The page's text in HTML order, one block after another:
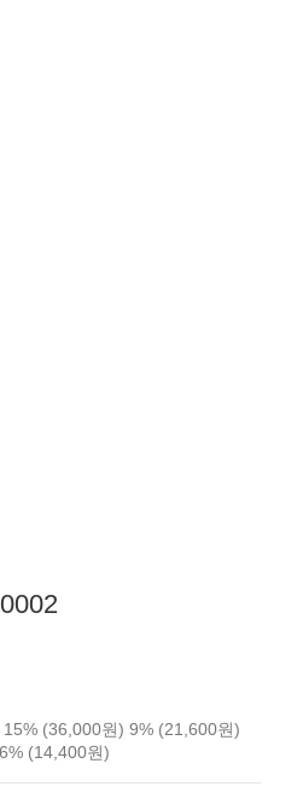
15% (36,000원) 9% (21,600원)
6% (14,400원)